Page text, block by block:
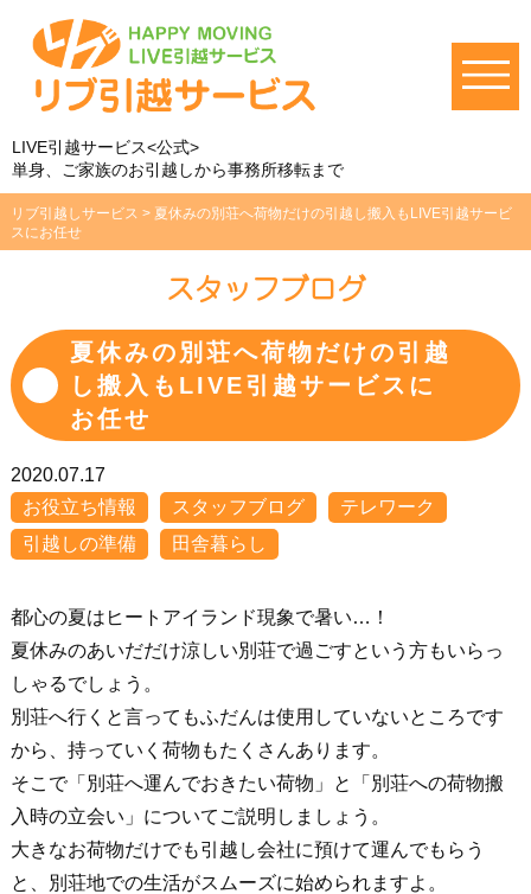
LIVE引越サービス<公式>
単身、ご家族のお引越しから事務所移転まで
リブ引越しサービス > 夏休みの別荘へ荷物だけの引越し搬入もLIVE引越サービ
スにお任せ
スタッフブログ
夏休みの別荘へ荷物だけの引越
し搬入もLIVE引越サービスに
お任せ
2020.07.17
お役立ち情報
スタッフブログ
テレワーク
引越しの準備
田舎暮らし
都心の夏はヒートアイランド現象で暑い…！
夏休みのあいだだけ涼しい別荘で過ごすという方もいらっ
しゃるでしょう。
別荘へ行くと言ってもふだんは使用していないところです
から、持っていく荷物もたくさんあります。
そこで「別荘へ運んでおきたい荷物」と「別荘への荷物搬
入時の立会い」についてご説明しましょう。
大きなお荷物だけでも引越し会社に預けて運んでもらう
と、別荘地での生活がスムーズに始められますよ。